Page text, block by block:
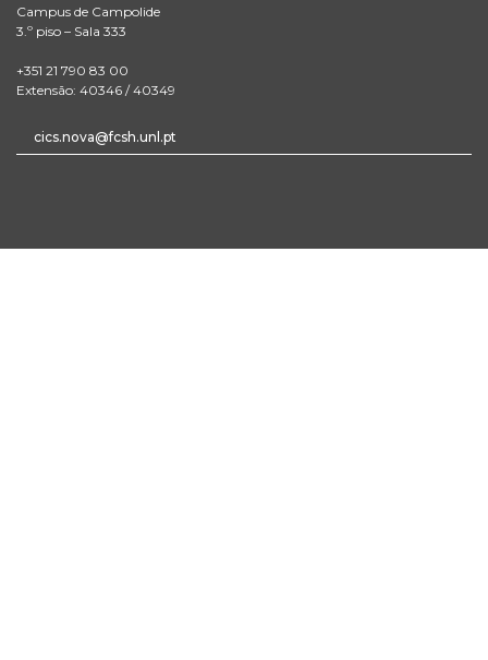
Campus de Campolide
3.º piso – Sala 333
+351 21 790 83 00
Extensão: 40346 / 40349
cics.nova@fcsh.unl.pt